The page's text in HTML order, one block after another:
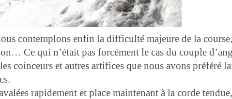
contemplons enfin la difficulté majeure de la
Ce qui n’était pas forcément le cas du couple
coinceurs et autres artifices que nous avons préféré
rapidement et place maintenant à la corde